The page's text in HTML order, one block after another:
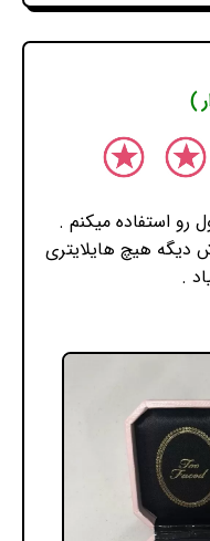
)
رو استفاده میکنم .
دیگه هیچ هایلایتری
.